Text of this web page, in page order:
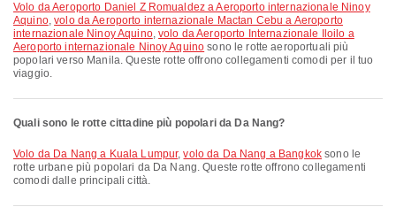
volo da Aeroporto Daniel Z Romualdez a Aeroporto internazionale Ninoy
Aquino,volo da Aeroporto internazionale Mactan Cebu a Aeroporto
internazionale Ninoy Aquino,volo da Aeroporto Internazionale Iloilo a
Aeroporto internazionale Ninoy Aquino sono le rotte aeroportuali più
popolari verso Manila. Queste rotte offrono collegamenti comodi per il tuo
viaggio.
Quali sono le rotte cittadine più popolari da Da Nang?
volo da Da Nang a Kuala Lumpur,volo da Da Nang a Bangkoksono le
rotte urbane più popolari da Da Nang. Queste rotte offrono collegamenti
comodi dalle principali città.